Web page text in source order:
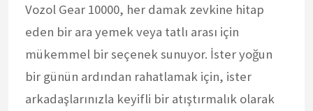
Vozol Gear 10000, her damak zevkine hitap
eden bir ara yemek veya tatlı arası için
mükemmel bir seçenek sunuyor. İster yoğun
bir günün ardından rahatlamak için, ister
arkadaşlarınızla keyifli bir atıştırmalık olarak